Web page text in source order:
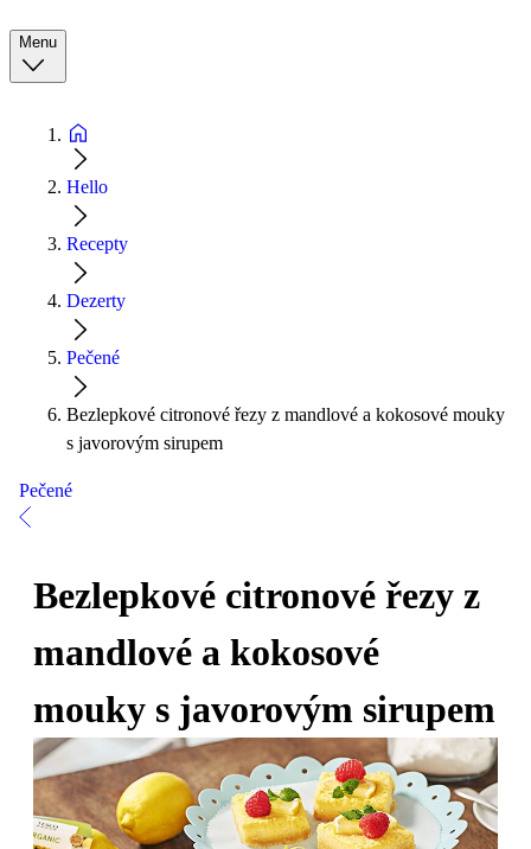
Menu
Hello
Recepty
Dezerty
Pečené
Bezlepkové citronové řezy z mandlové a kokosové mouky
s javorovým sirupem
Pečené
Bezlepkové citronové řezy z
mandlové a kokosové
mouky s javorovým sirupem